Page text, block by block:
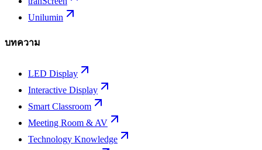
Unilumin
บทความ
LED Display
Interactive Display
Smart Classroom
Meeting Room & AV
Technology Knowledge